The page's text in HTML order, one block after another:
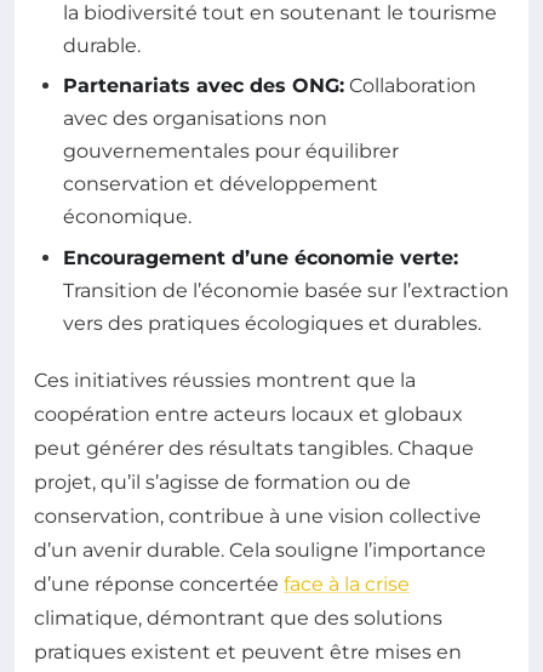
la biodiversité tout en soutenant le tourisme
durable.
Partenariats avec des ONG: Collaboration
avec des organisations non
gouvernementales pour équilibrer
conservation et développement
économique.
Encouragement d’une économie verte:
Transition de l’économie basée sur l’extraction
vers des pratiques écologiques et durables.
Ces initiatives réussies montrent que la
coopération entre acteurs locaux et globaux
peut générer des résultats tangibles. Chaque
projet, qu’il s’agisse de formation ou de
conservation, contribue à une vision collective
d’un avenir durable. Cela souligne l’importance
d’une réponse concertée face à la crise
climatique, démontrant que des solutions
pratiques existent et peuvent être mises en